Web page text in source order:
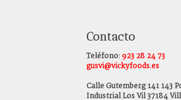
Contacto
Teléfono: 923 28 24 73
gusvi@vickyfoods.es
Calle Gutemberg 141 143
Industrial Los Vil 37184